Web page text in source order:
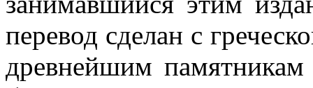
перевод сделан с
древнейшим